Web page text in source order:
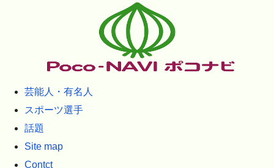
芸能人・有名人
スポーツ選手
話題
Site map
Contct